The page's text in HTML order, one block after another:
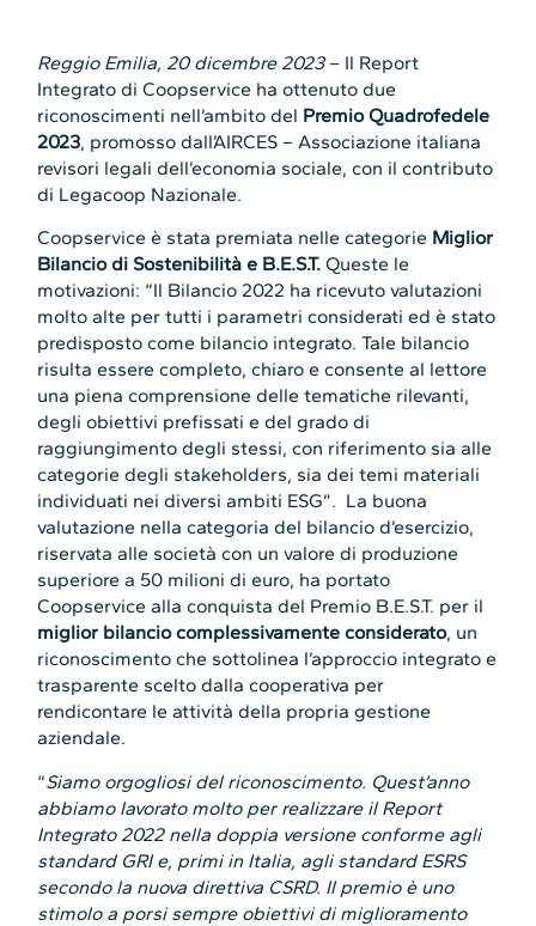
Reggio Emilia, 20 dicembre 2023– Il Report
Integrato di Coopservice ha ottenuto due
riconoscimenti nell’ambito del Premio Quadrofedele
2023, promosso dall’AIRCES – Associazione italiana
revisori legali dell’economia sociale, con il contributo
di Legacoop Nazionale.
Coopservice è stata premiata nelle categorie Miglior
Bilancio di Sostenibilità e B.E.S.T. Queste le
motivazioni: “Il Bilancio 2022 ha ricevuto valutazioni
molto alte per tutti i parametri considerati ed è stato
predisposto come bilancio integrato. Tale bilancio
risulta essere completo, chiaro e consente al lettore
una piena comprensione delle tematiche rilevanti,
degli obiettivi prefissati e del grado di
raggiungimento degli stessi, con riferimento sia alle
categorie degli stakeholders, sia dei temi materiali
individuati nei diversi ambiti ESG”. La buona
valutazione nella categoria del bilancio d’esercizio,
riservata alle società con un valore di produzione
superiore a 50 milioni di euro, ha portato
Coopservice alla conquista del Premio B.E.S.T. per il
miglior bilancio complessivamente considerato, un
riconoscimento che sottolinea l’approccio integrato e
trasparente scelto dalla cooperativa per
rendicontare le attività della propria gestione
aziendale.
“Siamo orgogliosi del riconoscimento. Quest’anno
abbiamo lavorato molto per realizzare il Report
Integrato 2022 nella doppia versione conforme agli
standard GRI e, primi in Italia, agli standard ESRS
secondo la nuova direttiva CSRD. Il premio è uno
stimolo a porsi sempre obiettivi di miglioramento